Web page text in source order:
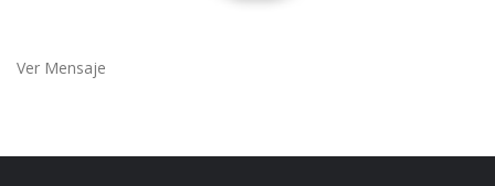
Ver Mensaje